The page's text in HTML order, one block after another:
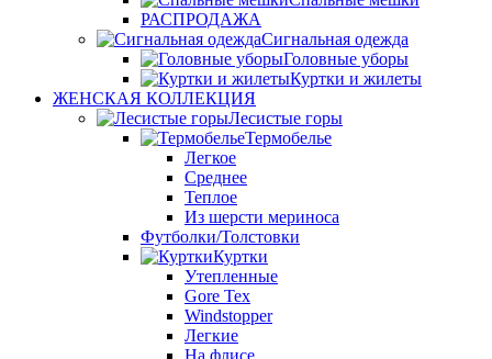
РАСПРОДАЖА
Сигнальная одежда
Головные уборы
Куртки и жилеты
ЖЕНСКАЯ КОЛЛЕКЦИЯ
Лесистые горы
Термобелье
Легкое
Среднее
Теплое
Из шерсти мериноса
Футболки/Толстовки
Куртки
Утепленные
Gore Tex
Windstopper
Легкие
На флисе